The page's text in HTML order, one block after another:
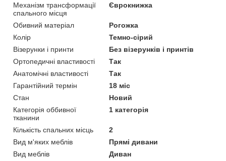
Механізм трансформації
спального місця
Єврокнижка
Обивний матеріал
Рогожка
Колір
Темно-сірий
Візерунки і принти
Без візерунків і принтів
Ортопедичні властивості
Так
Анатомічні властивості
Так
Гарантійний термін
18 міс
Стан
Новий
Категорія оббивної
тканини
1 категорія
Кількість спальних місць
2
Вид м'яких меблів
Прямі дивани
Вид меблів
Диван